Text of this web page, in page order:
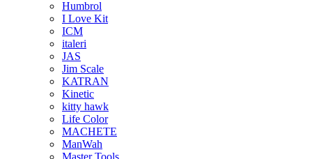
Humbrol
I Love Kit
ICM
italeri
JAS
Jim Scale
KATRAN
Kinetic
kitty hawk
Life Color
MACHETE
ManWah
Master Tools